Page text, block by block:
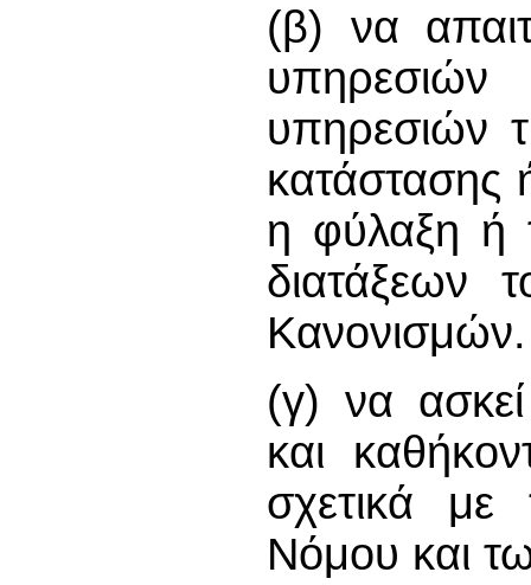
(β) να
υπηρεσιών
η φύλαξη ή
διατάξεων
Κανονισμών.
(γ) να ασκεί
και
σχετικά
Νόμου και